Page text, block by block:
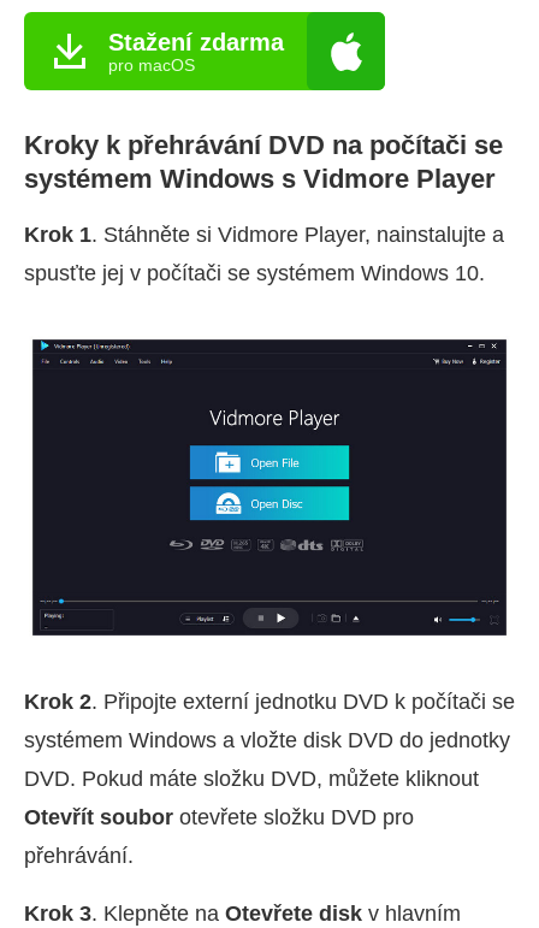
Stažení zdarma
pro macOS
Kroky k přehrávání DVD na počítači se
systémem Windows s Vidmore Player
Krok 1. Stáhněte si Vidmore Player, nainstalujte a
spusťte jej v počítači se systémem Windows 10.
Krok 2. Připojte externí jednotku DVD k počítači se
systémem Windows a vložte disk DVD do jednotky
DVD. Pokud máte složku DVD, můžete kliknout
Otevřít soubor otevřete složku DVD pro
přehrávání.
Krok 3. Klepněte na Otevřete disk v hlavním